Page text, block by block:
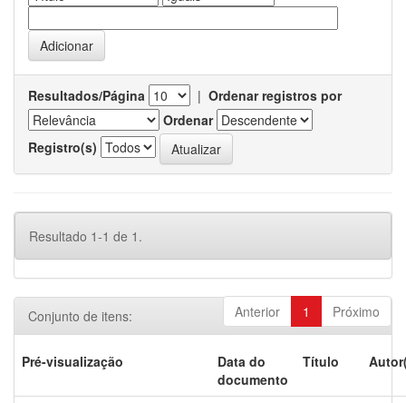
Resultados/Página | Ordenar registros por
Ordenar
Registro(s)
Resultado 1-1 de 1.
Anterior 1 Próximo
Conjunto de itens:
Pré-visualização
Data do
documento
Título